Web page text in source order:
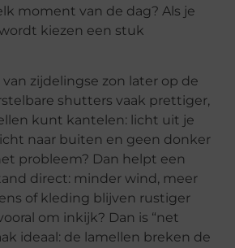
moment van de dag? Als je
kiezen een stuk
van zijdelingse zon later op de
shutters vaak prettiger,
kunt kantelen: licht uit je
naar buiten en geen donker
probleem? Dan helpt een
direct: minder wind, meer
of kleding blijven rustiger
om inkijk? Dan is “net
ideaal: de lamellen breken de